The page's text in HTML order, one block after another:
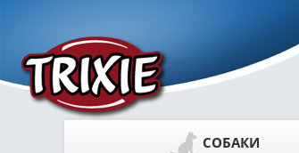
СОБАКИ